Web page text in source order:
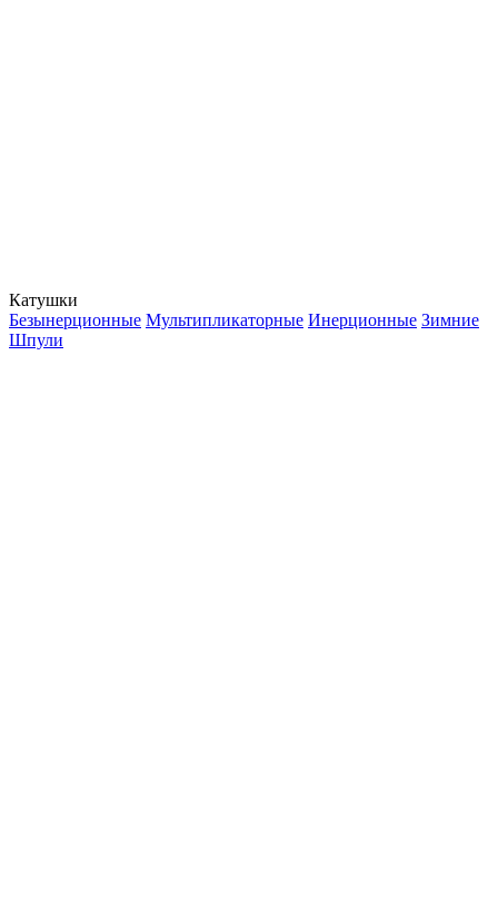
Катушки
Безынерционные Мультипликаторные Инерционные Зимние
Шпули